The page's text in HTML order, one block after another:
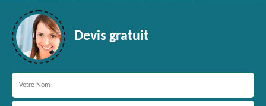
Devis gratuit